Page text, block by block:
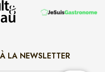
LA NEWSLETTER